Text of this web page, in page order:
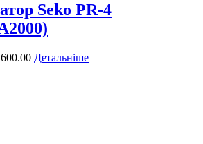
Seko PR-4
Детальніше